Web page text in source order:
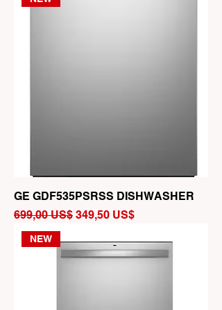
GE GDF535PSRSS DISHWASHER
Precio
699,00 US$ Precio de oferta
349,50 US$
NEW